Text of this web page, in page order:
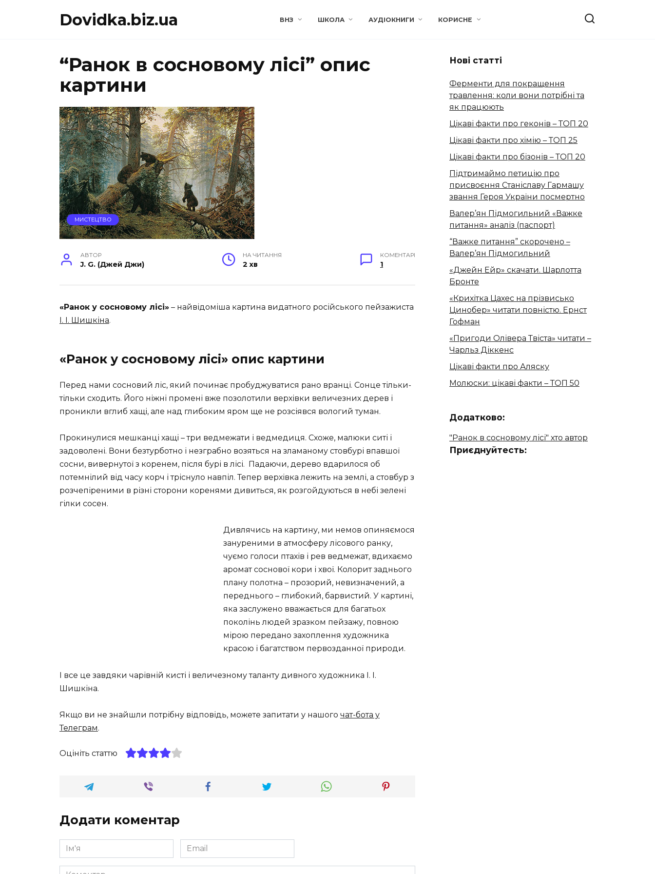
Dovidka.biz.ua ВНЗ ШКОЛА АУДІОКНИГИ КОРИСНЕ
“Ранок в сосновому лісі” опис
картини
МИСТЕЦТВО
АВТОР
J. G. (Джей Джи)
НА ЧИТАННЯ
2 хв
КОМЕНТАРІ
1
«Ранок у сосновому лісі» – найвідоміша картина видатного російського пейзажиста
І. І. Шишкіна.
«Ранок у сосновому лісі» опис картини
Перед нами сосновий ліс, який починає пробуджуватися рано вранці. Сонце тільки-
тільки сходить. Його ніжні промені вже позолотили верхівки величезних дерев і
проникли вглиб хащі, але над глибоким яром ще не розсіявся вологий туман.
Прокинулися мешканці хащі – три ведмежати і ведмедиця. Схоже, малюки ситі і
задоволені. Вони безтурботно і незграбно возяться на зламаному стовбурі впавшої
сосни, вивернутої з коренем, після бурі в лісі. Падаючи, дерево вдарилося об
потемнілий від часу корч і тріснуло навпіл. Тепер верхівка лежить на землі, а стовбур з
розчепіреними в різні сторони коренями дивиться, як розгойдуються в небі зелені
гілки сосен.
Дивлячись на картину, ми немов опиняємося
зануреними в атмосферу лісового ранку,
чуємо голоси птахів і рев ведмежат, вдихаємо
аромат соснової кори і хвої. Колорит заднього
плану полотна – прозорий, невизначений, а
переднього – глибокий, барвистий. У картині,
яка заслужено вважається для багатьох
поколінь людей зразком пейзажу, повною
мірою передано захоплення художника
красою і багатством первозданної природи.
І все це завдяки чарівній кисті і величезному таланту дивного художника І. І.
Шишкіна.
Якщо ви не знайшли потрібну відповідь, можете запитати у нашого чат-бота у
Телеграм.
Оцініть статтю
Додати коментар
Ім'я
*
Email
*
Коментар
Нові статті
Ферменти для покращення
травлення: коли вони потрібні та
як працюють
Цікаві факти про геконів – ТОП 20
Цікаві факти про хімію – ТОП 25
Цікаві факти про бізонів – ТОП 20
Підтримаймо петицію про
присвоєння Станіславу Гармашу
звання Героя України посмертно
Валер’ян Підмогильний «Важке
питання» аналіз (паспорт)
“Важке питання” скорочено –
Валер’ян Підмогильний
«Джейн Ейр» скачати. Шарлотта
Бронте
«Крихітка Цахес на прізвисько
Цинобер» читати повністю. Ернст
Гофман
«Пригоди Олівера Твіста» читати –
Чарльз Діккенс
Цікаві факти про Аляску
Молюски: цікаві факти – ТОП 50
Додатково:
"Ранок в сосновому лісі" хто автор
Приєднуйтесть: